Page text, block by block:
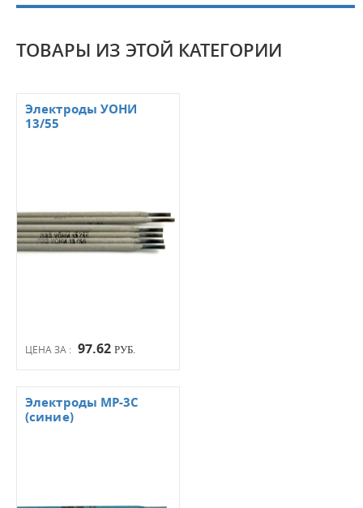
ТОВАРЫ ИЗ ЭТОЙ КАТЕГОРИИ
ЦЕНА ЗА : 97.62 РУБ.
Электроды УОНИ
13/55
Электроды МР-3С
(синие)